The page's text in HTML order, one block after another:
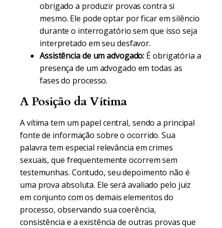
obrigado a produzir provas contra si
mesmo. Ele pode optar por ficar em silêncio
durante o interrogatório sem que isso seja
interpretado em seu desfavor.
Assistência de um advogado: É obrigatória a
presença de um advogado em todas as
fases do processo.
A Posição da Vítima
A vítima tem um papel central, sendo a principal
fonte de informação sobre o ocorrido. Sua
palavra tem especial relevância em crimes
sexuais, que frequentemente ocorrem sem
testemunhas. Contudo, seu depoimento não é
uma prova absoluta. Ele será avaliado pelo juiz
em conjunto com os demais elementos do
processo, observando sua coerência,
consistência e a existência de outras provas que